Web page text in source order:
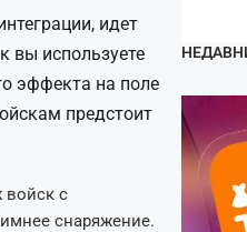
идет
вы используете
эффекта на поле
предстоит
войск с
снаряжение.